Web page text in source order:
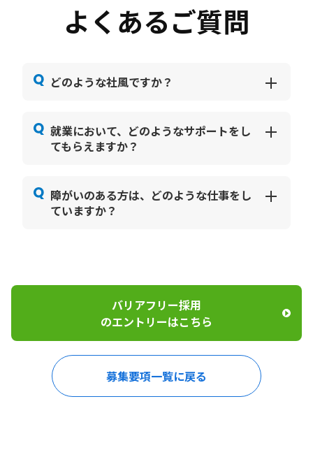
よくあるご質問
どのような社風ですか？
就業において、どのようなサポートをし
てもらえますか？
障がいのある方は、どのような仕事をし
ていますか？
バリアフリー採用
のエントリーはこちら
募集要項一覧に戻る